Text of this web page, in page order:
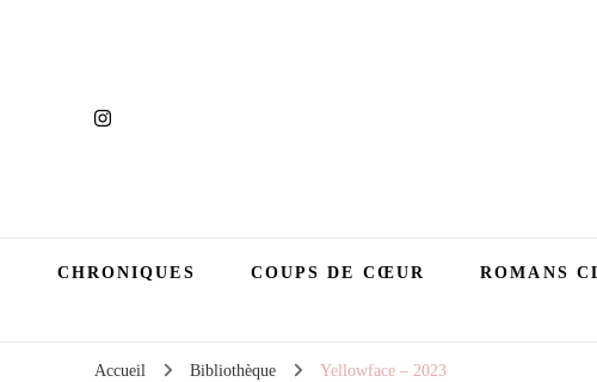
CHRONIQUES COUPS DE CŒUR ROMANS
Accueil Bibliothèque Yellowface – 2023